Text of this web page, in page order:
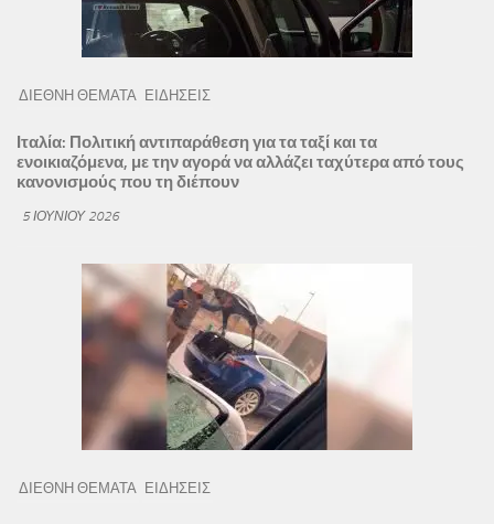
ΔΙΕΘΝΗ ΘΕΜΑΤΑ ΕΙΔΗΣΕΙΣ
Ιταλία: Πολιτική αντιπαράθεση για τα ταξί και τα
ενοικιαζόμενα, με την αγορά να αλλάζει ταχύτερα από τους
κανονισμούς που τη διέπουν
5 ΙΟΥΝΊΟΥ 2026
ΔΙΕΘΝΗ ΘΕΜΑΤΑ ΕΙΔΗΣΕΙΣ